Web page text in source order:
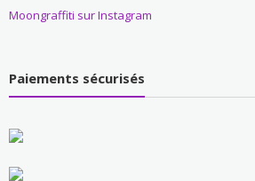
Moongraffiti sur Instagram
Paiements sécurisés